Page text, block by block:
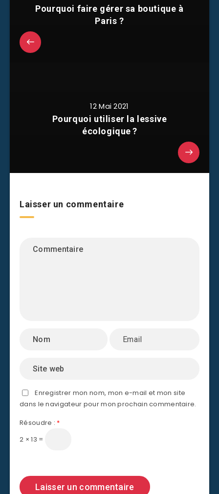
Pourquoi faire gérer sa boutique à
Paris ?
12 Mai 2021
Pourquoi utiliser la lessive
écologique ?
Laisser un commentaire
Enregistrer mon nom, mon e-mail et mon site
dans le navigateur pour mon prochain commentaire.
Résoudre : *
2 × 13 =